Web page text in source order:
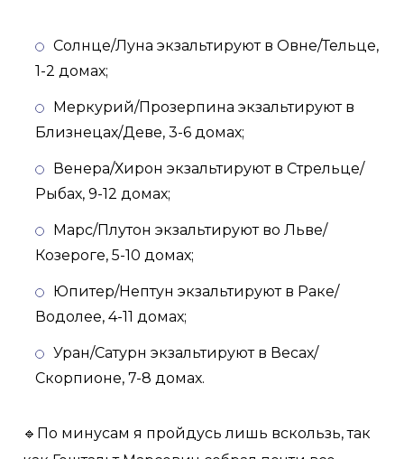
Солнце/Луна экзальтируют в Овне/Тельце,
1-2 домах;
Меркурий/Прозерпина экзальтируют в
Близнецах/Деве, 3-6 домах;
Венера/Хирон экзальтируют в Стрельце/
Рыбах, 9-12 домах;
Марс/Плутон экзальтируют во Льве/
Козероге, 5-10 домах;
Юпитер/Нептун экзальтируют в Раке/
Водолее, 4-11 домах;
Уран/Сатурн экзальтируют в Весах/
Скорпионе, 7-8 домах.
🔹По минусам я пройдусь лишь вскользь, так